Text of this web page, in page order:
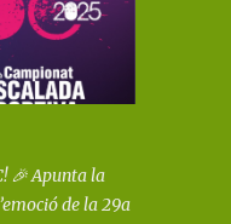
🎉 Apunta la
de la 29a